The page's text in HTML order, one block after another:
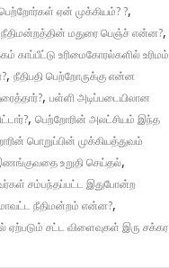
ஏன் முக்கியம்? ?,
மதுரை பெஞ்ச் என்ன?,
காப்பீட்டு உரிமைகோரல்களில் உரிமம்
, நீதிபதி பெற்றோருக்கு என்ன
, பள்ளி அடிப்படையிலான
, பெற்றோரின் அலட்சியம் இந்த
பொறுப்பின் முக்கியத்துவம்
உறுதி செய்தல்,
சம்பந்தப்பட்ட இதுபோன்ற
மாவட்ட நீதிமன்றம் என்ன?,
ஏற்படும் சட்ட விளைவுகள் இரு சக்கர